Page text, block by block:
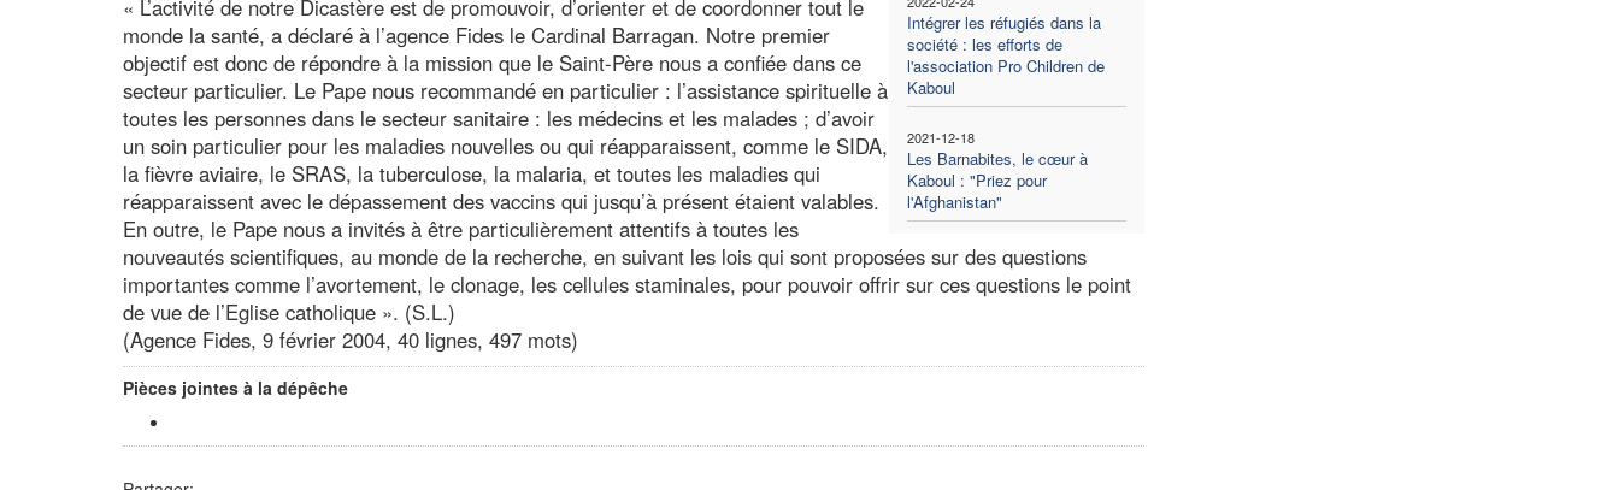
Intégrer les réfugiés dans la
société : les efforts de
l'association Pro Children de
Kaboul
2021-12-18
Les Barnabites, le cœur à
Kaboul : "Priez pour
l'Afghanistan"
« L’activité de notre Dicastère est de promouvoir, d’orienter et de coordonner tout le
monde la santé, a déclaré à l’agence Fides le Cardinal Barragan. Notre premier
objectif est donc de répondre à la mission que le Saint-Père nous a confiée dans ce
secteur particulier. Le Pape nous recommandé en particulier : l’assistance spirituelle à
toutes les personnes dans le secteur sanitaire : les médecins et les malades ; d’avoir
un soin particulier pour les maladies nouvelles ou qui réapparaissent, comme le SIDA,
la fièvre aviaire, le SRAS, la tuberculose, la malaria, et toutes les maladies qui
réapparaissent avec le dépassement des vaccins qui jusqu’à présent étaient valables.
En outre, le Pape nous a invités à être particulièrement attentifs à toutes les
nouveautés scientifiques, au monde de la recherche, en suivant les lois qui sont proposées sur des questions
importantes comme l’avortement, le clonage, les cellules staminales, pour pouvoir offrir sur ces questions le point
de vue de l’Eglise catholique ». (S.L.)
(Agence Fides, 9 février 2004, 40 lignes, 497 mots)
Pièces jointes à la dépêche